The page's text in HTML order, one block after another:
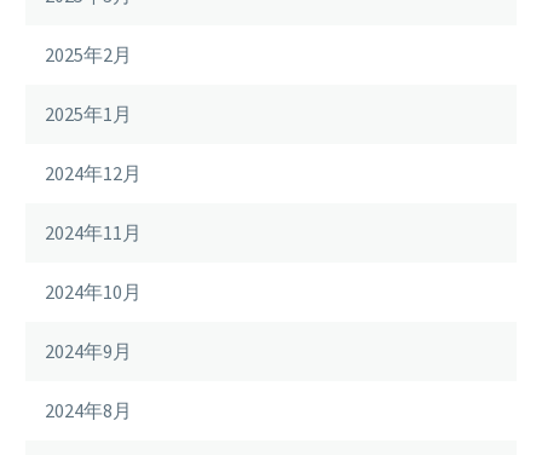
2025年2月
2025年1月
2024年12月
2024年11月
2024年10月
2024年9月
2024年8月